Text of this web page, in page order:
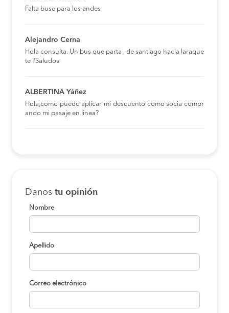
Falta buse para los andes
Alejandro Cerna
Hola consulta. Un bus que parta , de santiago hacia laraque
te ?Saludos
ALBERTINA Yáñez
Hola,como puedo aplicar mi descuento como socia compr
ando mi pasaje en linea?
Danos tu opinión
Nombre
Apellido
Correo electrónico